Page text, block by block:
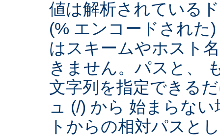
値は解析されている
(% エンコードされた
はスキームやホスト
きません。パスと、
文字列を指定できる
ュ (/) から 始まらな
トからの相対パスと